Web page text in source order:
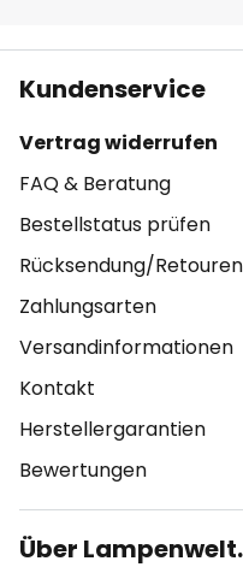
Kundenservice
Vertrag widerrufen
FAQ & Beratung
Bestellstatus prüfen
Rücksendung/Retouren
Zahlungsarten
Versandinformationen
Kontakt
Herstellergarantien
Bewertungen
Über